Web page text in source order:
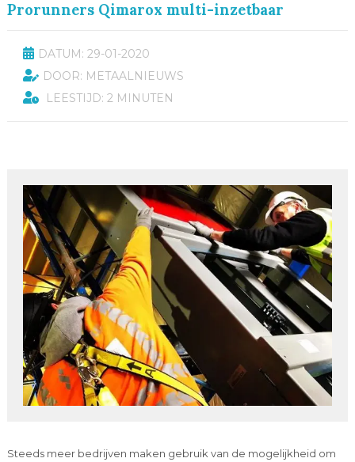
Prorunners Qimarox multi-inzetbaar
DATUM: 29-01-2020
DOOR: METAALNIEUWS
LEESTIJD: 2 MINUTEN
Steeds meer bedrijven maken gebruik van de mogelijkheid om